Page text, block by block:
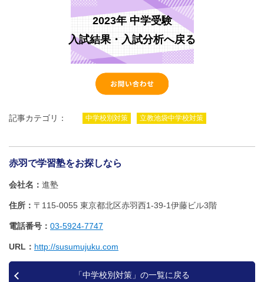
2023年 中学受験
入試結果・入試分析へ戻る
記事カテゴリ： 中学校別対策 立教池袋中学校対策
赤羽で学習塾をお探しなら
会社名 進塾
住所 〒115-0055 東京都北区赤羽西1‐39‐1伊藤ビル3階
電話番号 03-5924-7747
URL http://susumujuku.com
「中学校別対策」の一覧に戻る